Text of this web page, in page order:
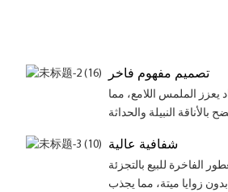
تصميم مفهوم فاخر
يعزز الملمس اللامع، مما
شفافية عالية
الفاخرة للبيع بالتجزئة
360 درجة بدون زوايا ميتة، مما يجذب